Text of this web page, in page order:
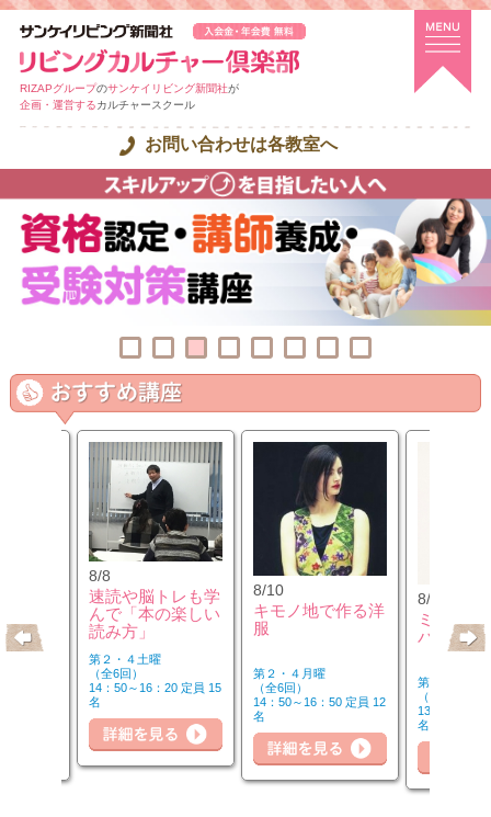
RIZAPグループのサンケイリビング新聞社が
企画・運営するカルチャースクール
お問い合わせは各教室へ
8/8
速読や脳トレも学
んで「本の楽しい
読み方」
第２・４土曜
（全6回）
14：50～16：20 定員 15
名
8/10
キモノ地で作る洋
服
第２・４月曜
（全6回）
14：50～16：50 定員 12
名
8/10
ミュージ
バーを楽
第２・４月曜
（全6回）
13：00～14
名